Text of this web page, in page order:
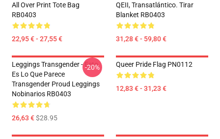
All Over Print Tote Bag
RB0403
22,95 € - 27,55 €
QEII, Transatlántico. Tirar
Blanket RB0403
31,28 € - 59,80 €
Leggings Transgender - Esto
Es Lo Que Parece
Transgender Proud Leggings
Nobinarios RB0403
26,63 €$28.95
-20% Queer Pride Flag PN0112
12,83 € - 31,23 €